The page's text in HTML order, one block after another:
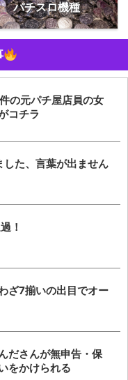
パチスロ機種
の元パチ屋店員の女
コチラ
た、言葉が出ません
！
ざ7揃いの出目でオー
ださんが無申告・保
をかけられる